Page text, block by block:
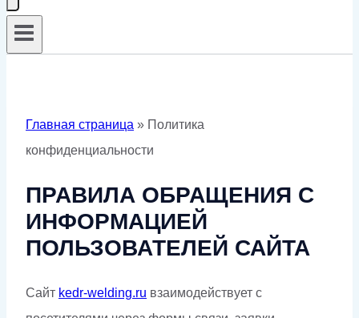
Главная страница » Политика
конфиденциальности
ПРАВИЛА ОБРАЩЕНИЯ С
ИНФОРМАЦИЕЙ
ПОЛЬЗОВАТЕЛЕЙ САЙТА
Сайт kedr-welding.ru взаимодействует с